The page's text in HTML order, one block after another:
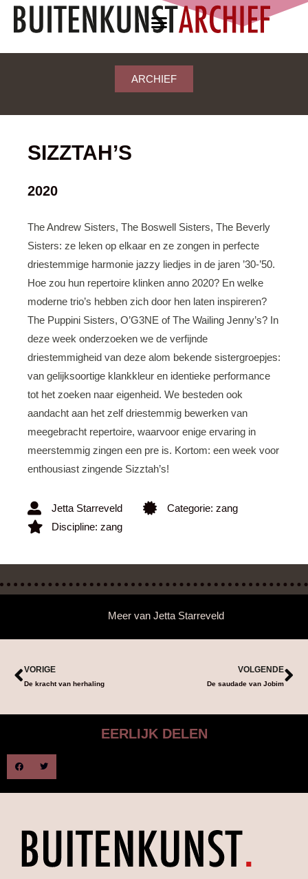
ARCHIEF
SIZZTAH’S
2020
The Andrew Sisters, The Boswell Sisters, The Beverly
Sisters: ze leken op elkaar en ze zongen in perfecte
driestemmige harmonie jazzy liedjes in de jaren ’30-’50.
Hoe zou hun repertoire klinken anno 2020? En welke
moderne trio’s hebben zich door hen laten inspireren?
The Puppini Sisters, O’G3NE of The Wailing Jenny’s? In
deze week onderzoeken we de verfijnde
driestemmigheid van deze alom bekende sistergroepjes:
van gelijksoortige klankkleur en identieke performance
tot het zoeken naar eigenheid. We besteden ook
aandacht aan het zelf driestemmig bewerken van
meegebracht repertoire, waarvoor enige ervaring in
meerstemmig zingen een pre is. Kortom: een week voor
enthousiast zingende Sizztah’s!
Jetta Starreveld Categorie: zang
Discipline: zang
Meer van Jetta Starreveld
VORIGE
De kracht van herhaling
VOLGENDE
De saudade van Jobim
EERLIJK DELEN